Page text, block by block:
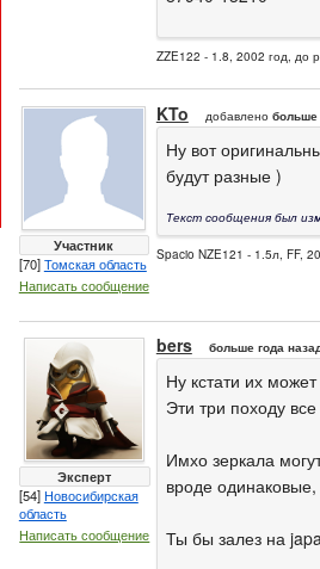
ZZE122 - 1.8, 2002 год, до
Участник
[70]Томская область
Написать сообщение
KTo добавлено больше
Ну вот
будут разные )
Текст сообщения был
Spacio NZE121 - 1.5л, FF,
Эксперт
[54]Новосибирская
область
Написать сообщение
bers больше года
Ну кстати их
Эти три походу
Имхо зеркала
вроде
Ты бы залез на